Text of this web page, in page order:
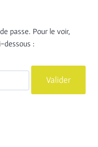
passe. Pour le voir,
dessous :